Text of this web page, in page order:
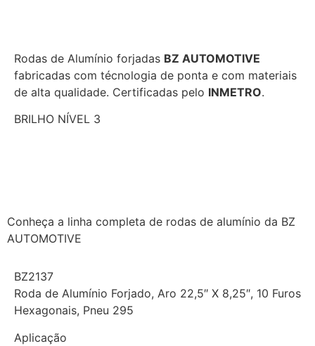
Rodas de Alumínio forjadas BZ AUTOMOTIVE
fabricadas com técnologia de ponta e com materiais
de alta qualidade. Certificadas pelo INMETRO.
BRILHO NÍVEL 3
Conheça a linha completa de rodas de alumínio da BZ
AUTOMOTIVE
BZ2137
Roda de Alumínio Forjado, Aro 22,5″ X 8,25″, 10 Furos
Hexagonais, Pneu 295
Aplicação